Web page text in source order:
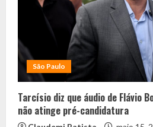
São Paulo
Tarcísio diz que áudio de Flávio
não atinge pré-candidatura